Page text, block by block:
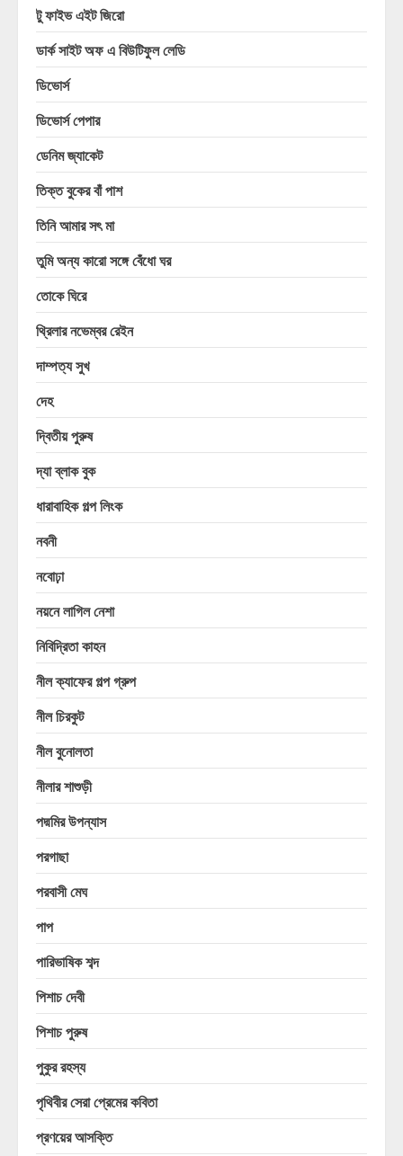
টু ফাইভ এইট জিরো
ডার্ক সাইট অফ এ বিউটিফুল লেডি
ডিভোর্স
ডিভোর্স পেপার
ডেনিম জ্যাকেট
তিক্ত বুকের বাঁ পাশ
তিনি আমার সৎ মা
তুমি অন্য কারো সঙ্গে বেঁধো ঘর
তোকে ঘিরে
থ্রিলার নভেম্বর রেইন
দাম্পত্য সুখ
দেহ
দ্বিতীয় পুরুষ
দ্যা ব্লাক বুক
ধারাবাহিক গল্প লিংক
নবনী
নবোঢ়া
নয়নে লাগিল নেশা
নিবিদ্রিতা কাহন
নীল ক্যাফের গল্প গ্রুপ
নীল চিরকুট
নীল বুনোলতা
নীলার শাশুড়ী
পদ্মমির উপন্যাস
পরগাছা
পরবাসী মেঘ
পাপ
পারিভাষিক শব্দ
পিশাচ দেবী
পিশাচ পুরুষ
পুকুর রহস্য
পৃথিবীর সেরা প্রেমের কবিতা
প্রণয়ের আসক্তি